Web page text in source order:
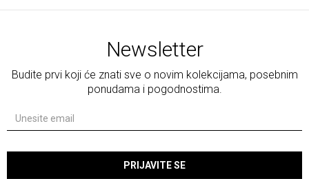
Newsletter
Budite prvi koji će znati sve o novim kolekcijama, posebnim
ponudama i pogodnostima.
PRIJAVITE SE